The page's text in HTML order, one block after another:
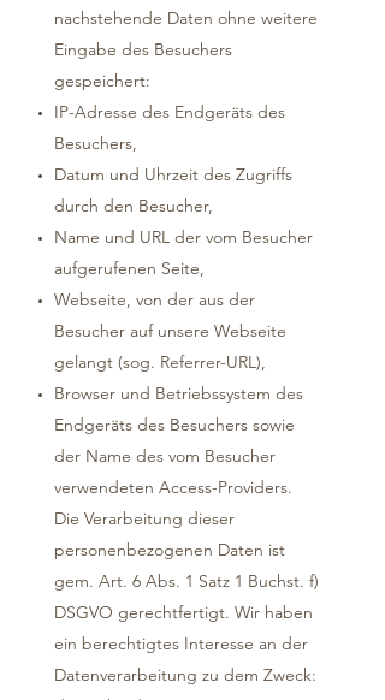
nachstehende Daten ohne weitere
Eingabe des Besuchers
gespeichert:
IP-Adresse des Endgeräts des
Besuchers,
Datum und Uhrzeit des Zugriffs
durch den Besucher,
Name und URL der vom Besucher
aufgerufenen Seite,
Webseite, von der aus der
Besucher auf unsere Webseite
gelangt (sog. Referrer-URL),
Browser und Betriebssystem des
Endgeräts des Besuchers sowie
der Name des vom Besucher
verwendeten Access-Providers.
Die Verarbeitung dieser
personenbezogenen Daten ist
gem. Art. 6 Abs. 1 Satz 1 Buchst. f)
DSGVO gerechtfertigt. Wir haben
ein berechtigtes Interesse an der
Datenverarbeitung zu dem Zweck: